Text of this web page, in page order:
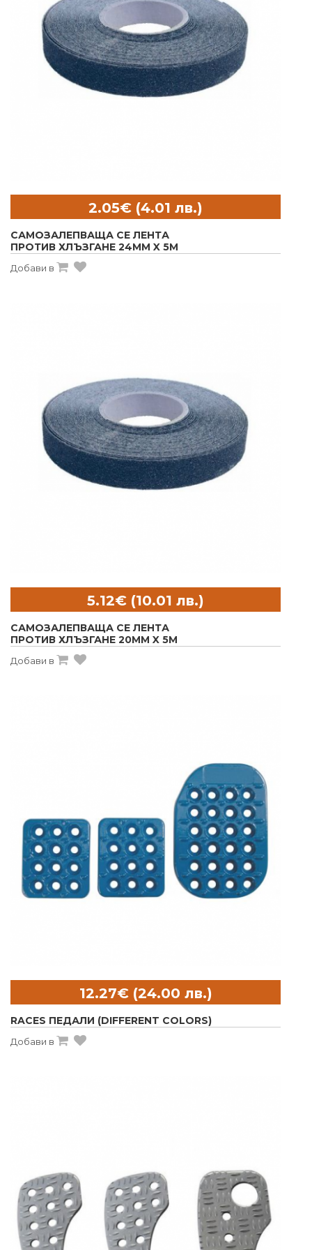
САМОЗАЛЕПВАЩА СЕ ЛЕНТА
ПРОТИВ ХЛЪЗГАНЕ 24MM X 5M
Добави в
САМОЗАЛЕПВАЩА СЕ ЛЕНТА
ПРОТИВ ХЛЪЗГАНЕ 20MM X 5M
Добави в
RACES ПЕДАЛИ (DIFFERENT COLORS)
Добави в